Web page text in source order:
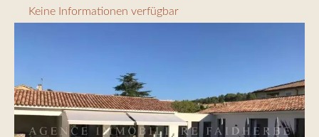
Keine Informationen verfügbar